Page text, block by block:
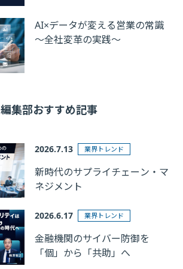
AI×データが変える営業の常識
～全社変革の実践～
編集部おすすめ記事
2026.7.13 業界トレンド
新時代のサプライチェーン・マ
ネジメント
2026.6.17 業界トレンド
金融機関のサイバー防御を
「個」から「共助」へ